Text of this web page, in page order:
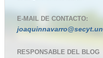
E-MAIL DE CONTACTO:
RESPONSABLE DEL BLOG